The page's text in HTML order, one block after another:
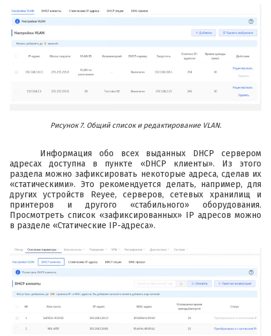
Рисунок 7. Общий список и редактирование VLAN.
Информация обо всех выданных DHCP сервером
адресах доступна в пункте «DHCP клиенты». Из этого
раздела можно зафиксировать некоторые адреса, сделав их
«статическими». Это рекомендуется делать, например, для
других устройств Reyee, серверов, сетевых хранилищ и
принтеров и другого «стабильного» оборудования.
Просмотреть список «зафиксированных» IP адресов можно
в разделе «Статические IP-адреса».